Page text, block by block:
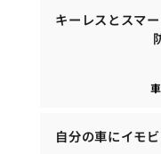
キーレスとスマ
車
自分の車にイモ